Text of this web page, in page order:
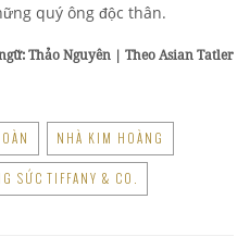
quý ông độc thân.
Thảo Nguyên | Theo Asian Tatler
NHÀ KIM HOÀNG
SỨC TIFFANY & CO.